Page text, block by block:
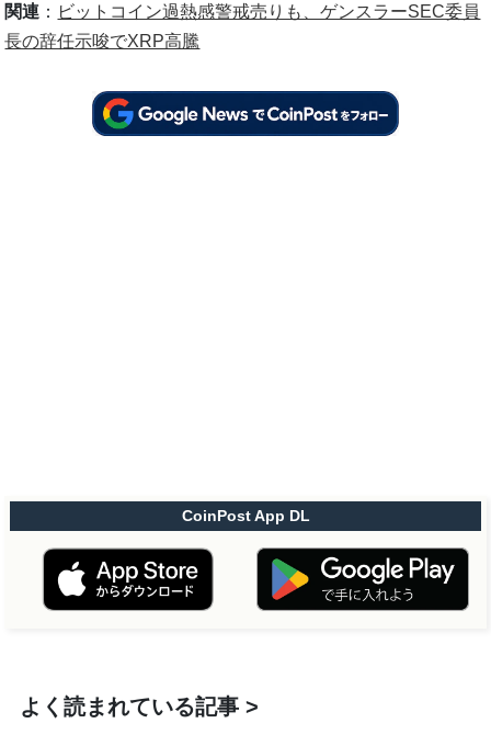
関連 ： ビットコイン過熱感警戒売りも、ゲンスラーSEC委員
長の辞任示唆でXRP高騰
CoinPost App DL
よく読まれている記事